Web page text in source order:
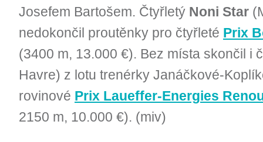
Josefem Bartošem. Čtyřletý Noni Star
nedokončil proutěnky pro čtyřleté Prix
(3400 m, 13.000 €). Bez místa skončil i
Havre) z lotu trenérky Janáčkové-
rovinové Prix Laueffer-Energies
2150 m, 10.000 €). (miv)